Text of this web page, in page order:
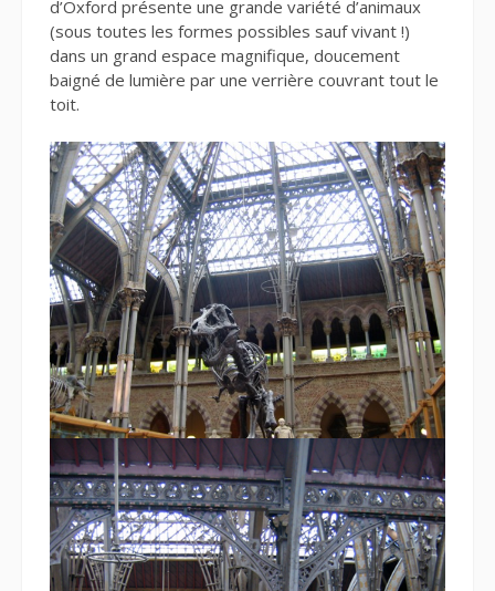
d’Oxford présente une grande variété d’animaux
(sous toutes les formes possibles sauf vivant !)
dans un grand espace magnifique, doucement
baigné de lumière par une verrière couvrant tout le
toit.